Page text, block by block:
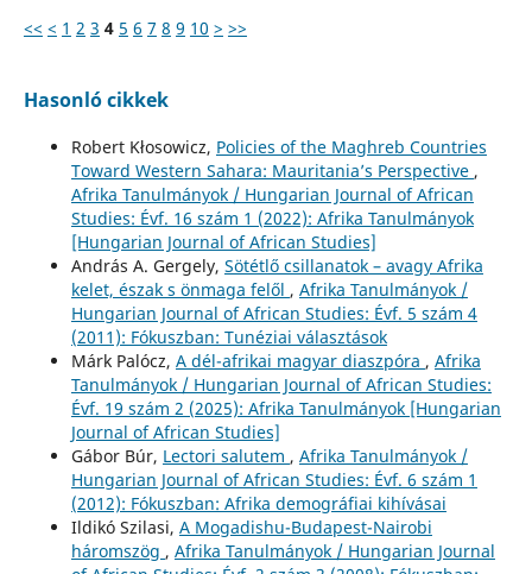
<< < 1 2 3 4 5 6 7 8 9 10 > >>
Hasonló cikkek
Robert Kłosowicz, Policies of the Maghreb Countries
Toward Western Sahara: Mauritania’s Perspective ,
Afrika Tanulmányok / Hungarian Journal of African
Studies: Évf. 16 szám 1 (2022): Afrika Tanulmányok
[Hungarian Journal of African Studies]
András A. Gergely, Sötétlő csillanatok – avagy Afrika
kelet, észak s önmaga felől , Afrika Tanulmányok /
Hungarian Journal of African Studies: Évf. 5 szám 4
(2011): Fókuszban: Tunéziai választások
Márk Palócz, A dél-afrikai magyar diaszpóra , Afrika
Tanulmányok / Hungarian Journal of African Studies:
Évf. 19 szám 2 (2025): Afrika Tanulmányok [Hungarian
Journal of African Studies]
Gábor Búr, Lectori salutem , Afrika Tanulmányok /
Hungarian Journal of African Studies: Évf. 6 szám 1
(2012): Fókuszban: Afrika demográfiai kihívásai
Ildikó Szilasi, A Mogadishu-Budapest-Nairobi
háromszög , Afrika Tanulmányok / Hungarian Journal